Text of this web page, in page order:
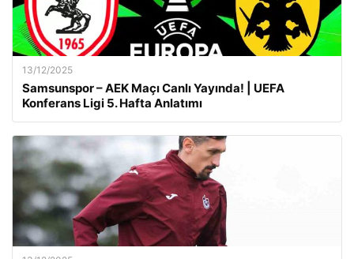
13/12/2025
Samsunspor – AEK Maçı Canlı Yayında! | UEFA
Konferans Ligi 5. Hafta Anlatımı